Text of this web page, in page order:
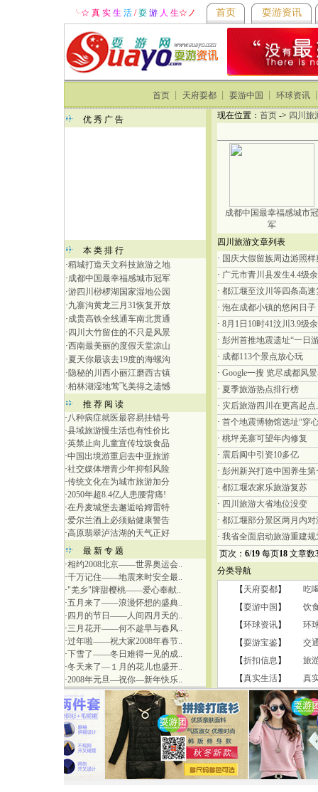
╰☆ 真 实 生 活 /耍 游人 生☆ ノ 首页 耍游资讯
首页 ┊ 天府耍都 ┊ 耍游中国 ┊ 环球资讯
优 秀 广 告
本 类 排 行
·稻城打造天文科技旅游之地
·成都中国最幸福感城市冠军
·游四川桫椤湖国家湿地公园
·九寨沟黄龙三月31恢复开放
·成贵高铁全线通车南北贯通
· 四川大竹留住的不只是风景
·西南最美丽的度假天堂凉山
·夏天你最该去19度的海螺沟
·隐秘的川西小丽江磨西古镇
·柏林湖湿地莺飞美得之遗憾
推 荐 阅 读
·八种病症就医最容易挂错号
·县域旅游慢生活也有性价比
·英禁止向儿童宣传垃圾食品
·中国出境游重启去中亚旅游
·社交媒体增青少年抑郁风险
·传统文化在为城市旅游加分
·2050年超8.4亿人患腰背痛!
·在丹麦城堡去邂逅哈姆雷特
·爱尔兰酒上必须贴健康警告
·高原翡翠泸沽湖的天气正好
最 新 专 题
·相约2008北京——世界奥运会..
·千万记住——地震来时安全最..
·"羌乡"牌甜樱桃——爱心奉献..
·五月来了——浪漫怀想的盛典..
· 四月的节日——人间四月天的..
·三月花开——何不趁早与春风..
·过年啦——祝大家2008年春节..
·下雪了——冬日难得一见的成..
·冬天来了—１月的花儿也盛开..
·2008年元旦—祝你—新年快乐..
现在位置： 首页 -> 四川旅
成都中国最幸福感城市冠
军
四川旅游文章列表
· 国庆大假留族周边游照样
· 广元市青川县发生4.4级
· 都江堰至汶川等四条高速
· 泡在成都小镇的悠闲日子
· 8月1日10时41汶川3.9级
· 彭州首推地震遗址“一日
· 成都113个景点放心玩
· Google一搜 览尽成都风
· 夏季旅游热点排行榜
· 灾后旅游四川在更高起点
· 首个地震博物馆选址“穿
· 桃坪羌寨可望年内修复
· 震后阆中引资10多亿
· 彭州新兴打造中国养生第
· 都江堰农家乐旅游复苏
· 四川旅游大省地位没变
· 都江堰部分景区两月内对
· 我省全面启动旅游重建规
页次： 6/19 每页18 文章数
分类导航
【 天府耍都】
吃
【耍游中国 】
饮
【环球资讯】
环
【耍游宝鉴】
交
【折扣信息 】
旅
【真实生活】 真